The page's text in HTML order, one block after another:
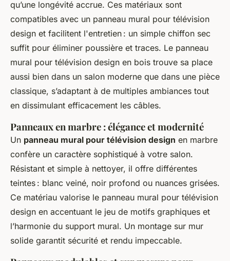
qu’une longévité accrue. Ces matériaux sont
compatibles avec un panneau mural pour télévision
design et facilitent l'entretien : un simple chiffon sec
suffit pour éliminer poussière et traces. Le panneau
mural pour télévision design en bois trouve sa place
aussi bien dans un salon moderne que dans une pièce
classique, s’adaptant à de multiples ambiances tout
en dissimulant efficacement les câbles.
Panneaux en marbre : élégance et modernité
Un panneau mural pour télévision design en marbre
confère un caractère sophistiqué à votre salon.
Résistant et simple à nettoyer, il offre différentes
teintes : blanc veiné, noir profond ou nuances grisées.
Ce matériau valorise le panneau mural pour télévision
design en accentuant le jeu de motifs graphiques et
l’harmonie du support mural. Un montage sur mur
solide garantit sécurité et rendu impeccable.